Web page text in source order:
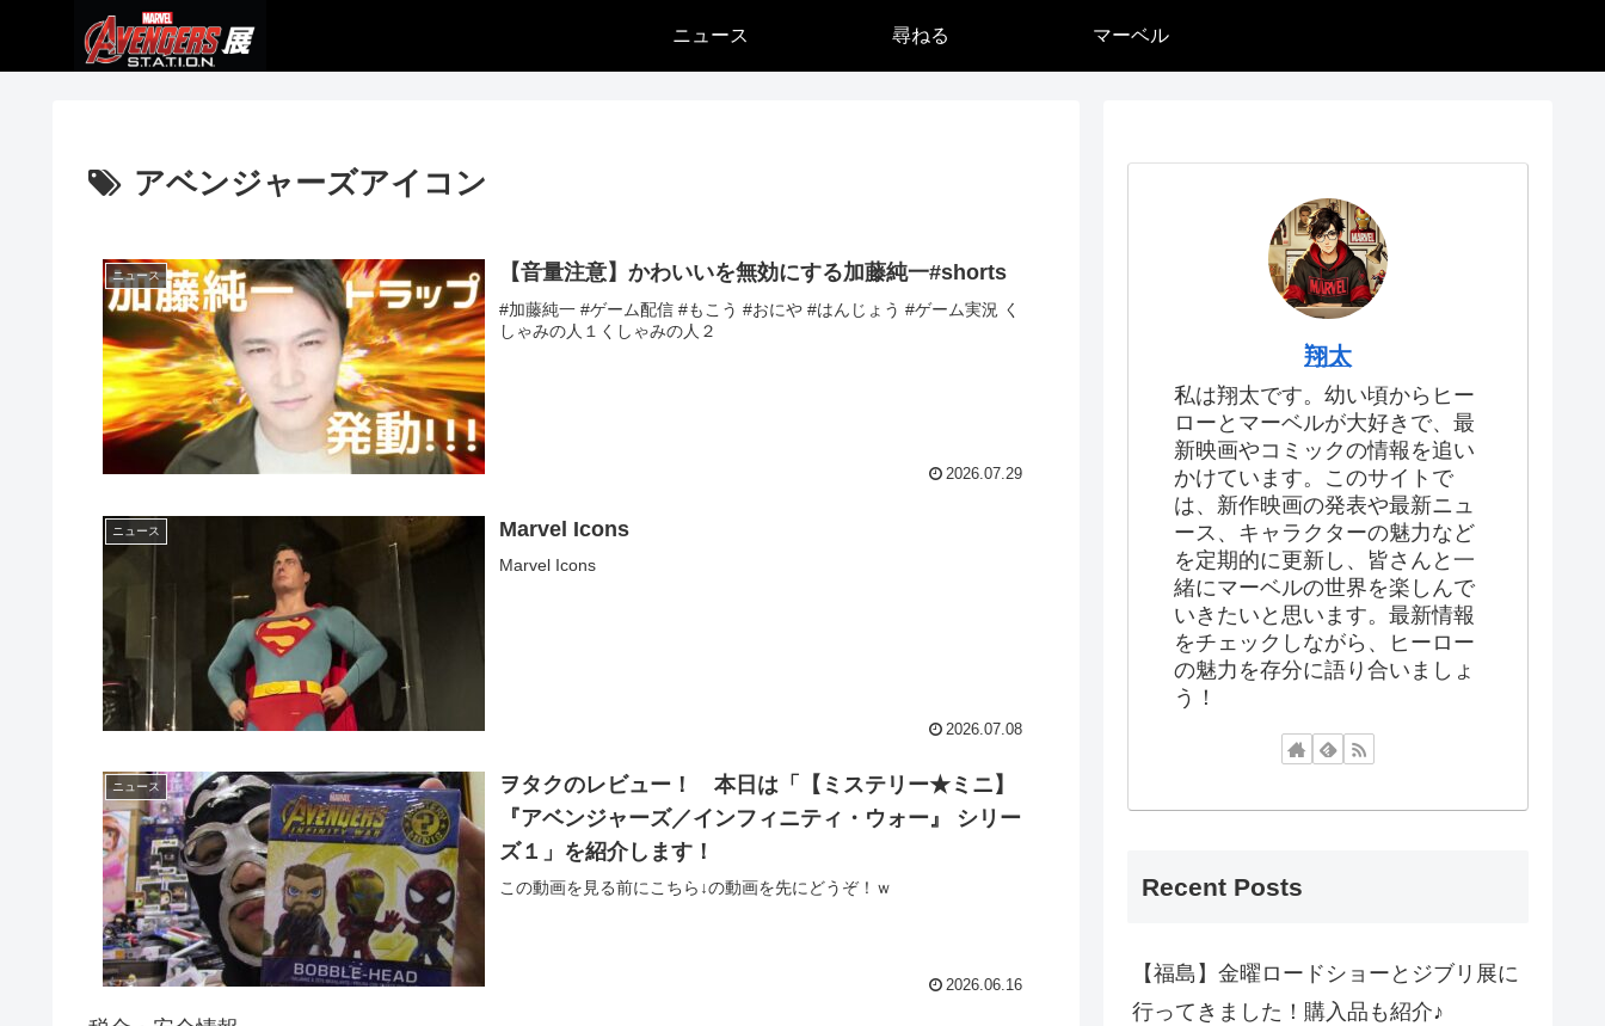
ニュース 尋ねる マーベル
アベンジャーズアイコン
ニュース 【音量注意】かわいいを無効にする加藤純一#shorts
#加藤純一 #ゲーム配信 #もこう #おにや #はんじょう #ゲーム実況 く
しゃみの人１くしゃみの人２
2026.07.29
ニュース Marvel Icons
Marvel Icons
2026.07.08
ニュース
ヲタクのレビュー！ 本日は「【ミステリー★ミニ】
『アベンジャーズ／インフィニティ・ウォー』 シリー
ズ１」を紹介します！
この動画を見る前にこちら↓の動画を先にどうぞ！ｗ
2026.06.16
翔太
私は翔太です。幼い頃からヒー
ローとマーベルが大好きで、最
新映画やコミックの情報を追い
かけています。このサイトで
は、新作映画の発表や最新ニュ
ース、キャラクターの魅力など
を定期的に更新し、皆さんと一
緒にマーベルの世界を楽しんで
いきたいと思います。最新情報
をチェックしながら、ヒーロー
の魅力を存分に語り合いましょ
う！
Recent Posts
【福島】金曜ロードショーとジブリ展に
行ってきました！購入品も紹介♪